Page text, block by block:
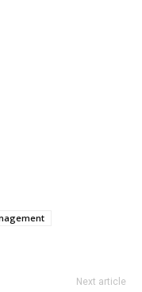
Next article